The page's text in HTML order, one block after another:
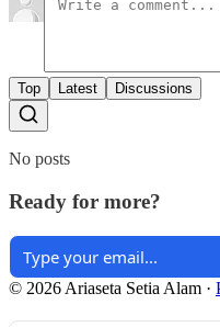
Top Latest Discussions
No posts
Ready for more?
© 2026 Ariaseta Setia Alam ·